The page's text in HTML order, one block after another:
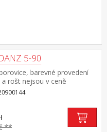
5-90
barevné provedení
rošt nejsou v ceně
matrace a roštu 90 × 200
**